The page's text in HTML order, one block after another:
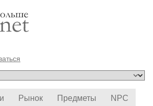
Рынок Предметы NPC